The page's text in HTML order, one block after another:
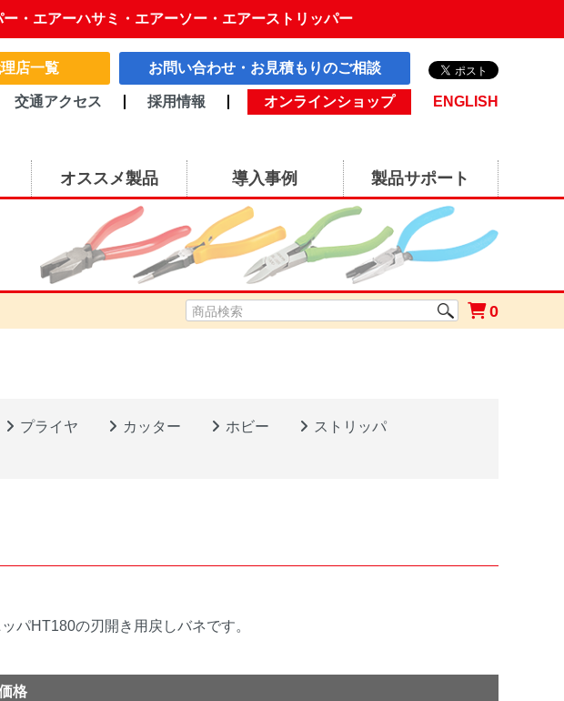
・エアーハサミ・エアーソー・エアーストリッパー
店一覧 お問い合わせ・お見積もりのご相談
交通アクセス 採用情報 オンラインショップ ENGLISH
オススメ製品 導入事例 製品サポート
0
プライヤ カッター ホビー
ストリッパ
パHT180の刃開き用戻しバネです。
格